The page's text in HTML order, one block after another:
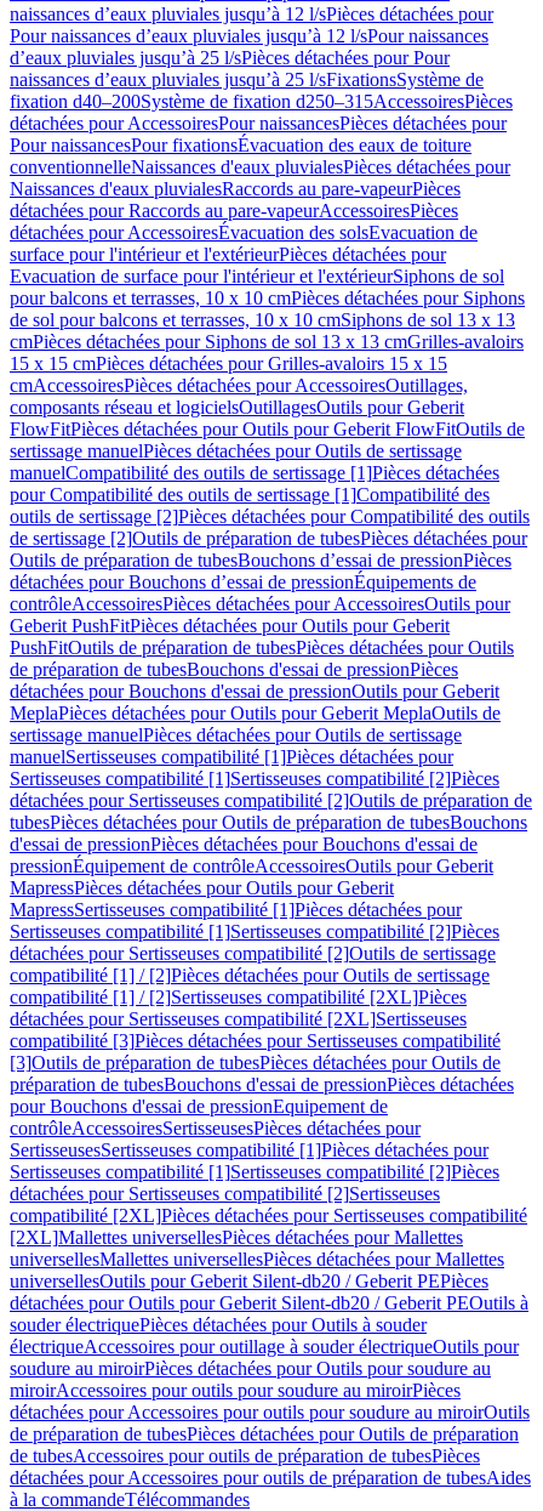
naissances d’eaux pluviales jusqu’à 12 l/sPièces détachées pour
Pour naissances d’eaux pluviales jusqu’à 12 l/sPour naissances
d’eaux pluviales jusqu’à 25 l/sPièces détachées pour Pour
naissances d’eaux pluviales jusqu’à 25 l/sFixationsSystème de
fixation d40–200Système de fixation d250–315AccessoiresPièces
détachées pour AccessoiresPour naissancesPièces détachées pour
Pour naissancesPour fixationsÉvacuation des eaux de toiture
conventionnelleNaissances d'eaux pluvialesPièces détachées pour
Naissances d'eaux pluvialesRaccords au pare-vapeurPièces
détachées pour Raccords au pare-vapeurAccessoiresPièces
détachées pour AccessoiresÉvacuation des solsEvacuation de
surface pour l'intérieur et l'extérieurPièces détachées pour
Evacuation de surface pour l'intérieur et l'extérieurSiphons de sol
pour balcons et terrasses, 10 x 10 cmPièces détachées pour Siphons
de sol pour balcons et terrasses, 10 x 10 cmSiphons de sol 13 x 13
cmPièces détachées pour Siphons de sol 13 x 13 cmGrilles-avaloirs
15 x 15 cmPièces détachées pour Grilles-avaloirs 15 x 15
cmAccessoiresPièces détachées pour AccessoiresOutillages,
composants réseau et logicielsOutillagesOutils pour Geberit
FlowFitPièces détachées pour Outils pour Geberit FlowFitOutils de
sertissage manuelPièces détachées pour Outils de sertissage
manuelCompatibilité des outils de sertissage [1]Pièces détachées
pour Compatibilité des outils de sertissage [1]Compatibilité des
outils de sertissage [2]Pièces détachées pour Compatibilité des outils
de sertissage [2]Outils de préparation de tubesPièces détachées pour
Outils de préparation de tubesBouchons d’essai de pressionPièces
détachées pour Bouchons d’essai de pressionÉquipements de
contrôleAccessoiresPièces détachées pour AccessoiresOutils pour
Geberit PushFitPièces détachées pour Outils pour Geberit
PushFitOutils de préparation de tubesPièces détachées pour Outils
de préparation de tubesBouchons d'essai de pressionPièces
détachées pour Bouchons d'essai de pressionOutils pour Geberit
MeplaPièces détachées pour Outils pour Geberit MeplaOutils de
sertissage manuelPièces détachées pour Outils de sertissage
manuelSertisseuses compatibilité [1]Pièces détachées pour
Sertisseuses compatibilité [1]Sertisseuses compatibilité [2]Pièces
détachées pour Sertisseuses compatibilité [2]Outils de préparation de
tubesPièces détachées pour Outils de préparation de tubesBouchons
d'essai de pressionPièces détachées pour Bouchons d'essai de
pressionÉquipement de contrôleAccessoiresOutils pour Geberit
MapressPièces détachées pour Outils pour Geberit
MapressSertisseuses compatibilité [1]Pièces détachées pour
Sertisseuses compatibilité [1]Sertisseuses compatibilité [2]Pièces
détachées pour Sertisseuses compatibilité [2]Outils de sertissage
compatibilité [1] / [2]Pièces détachées pour Outils de sertissage
compatibilité [1] / [2]Sertisseuses compatibilité [2XL]Pièces
détachées pour Sertisseuses compatibilité [2XL]Sertisseuses
compatibilité [3]Pièces détachées pour Sertisseuses compatibilité
[3]Outils de préparation de tubesPièces détachées pour Outils de
préparation de tubesBouchons d'essai de pressionPièces détachées
pour Bouchons d'essai de pressionEquipement de
contrôleAccessoiresSertisseusesPièces détachées pour
SertisseusesSertisseuses compatibilité [1]Pièces détachées pour
Sertisseuses compatibilité [1]Sertisseuses compatibilité [2]Pièces
détachées pour Sertisseuses compatibilité [2]Sertisseuses
compatibilité [2XL]Pièces détachées pour Sertisseuses compatibilité
[2XL]Mallettes universellesPièces détachées pour Mallettes
universellesMallettes universellesPièces détachées pour Mallettes
universellesOutils pour Geberit Silent-db20 / Geberit PEPièces
détachées pour Outils pour Geberit Silent-db20 / Geberit PEOutils à
souder électriquePièces détachées pour Outils à souder
électriqueAccessoires pour outillage à souder électriqueOutils pour
soudure au miroirPièces détachées pour Outils pour soudure au
miroirAccessoires pour outils pour soudure au miroirPièces
détachées pour Accessoires pour outils pour soudure au miroirOutils
de préparation de tubesPièces détachées pour Outils de préparation
de tubesAccessoires pour outils de préparation de tubesPièces
détachées pour Accessoires pour outils de préparation de tubesAides
à la commandeTélécommandes